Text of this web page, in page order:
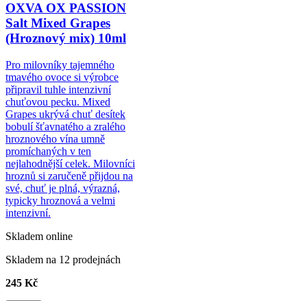
OXVA OX PASSION
Salt Mixed Grapes
(Hroznový mix) 10ml
Pro milovníky tajemného
tmavého ovoce si výrobce
připravil tuhle intenzivní
chuťovou pecku. Mixed
Grapes ukrývá chuť desítek
bobulí šťavnatého a zralého
hroznového vína umně
promíchaných v ten
nejlahodnější celek. Milovníci
hroznů si zaručeně přijdou na
své, chuť je plná, výrazná,
typicky hroznová a velmi
intenzivní.
Skladem online
Skladem na 12 prodejnách
245 Kč